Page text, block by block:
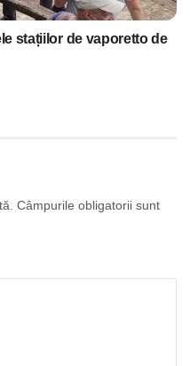
stațiilor de vaporetto de
Câmpurile obligatorii sunt